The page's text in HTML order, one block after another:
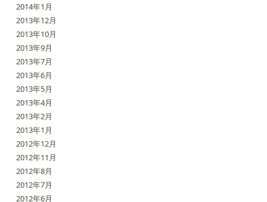
2014年1月
2013年12月
2013年10月
2013年9月
2013年7月
2013年6月
2013年5月
2013年4月
2013年2月
2013年1月
2012年12月
2012年11月
2012年8月
2012年7月
2012年6月